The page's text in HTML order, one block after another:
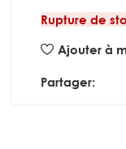
Rupture de
Ajouter à
Partager: